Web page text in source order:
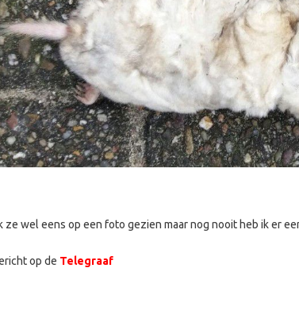
ze wel eens op een foto gezien maar nog nooit heb ik er
op de Telegraaf